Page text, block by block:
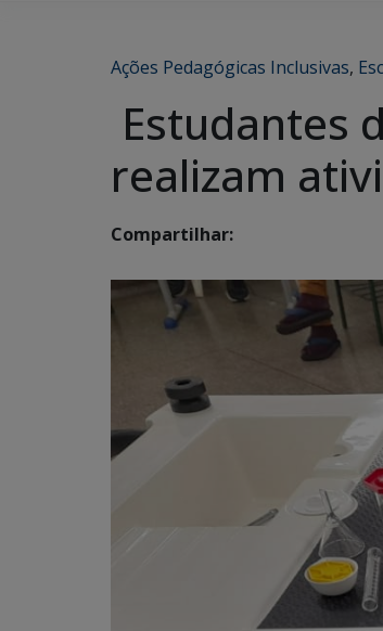
Ações Pedagógicas Inclusivas,
Estudantes
realizam
Compartilhar: